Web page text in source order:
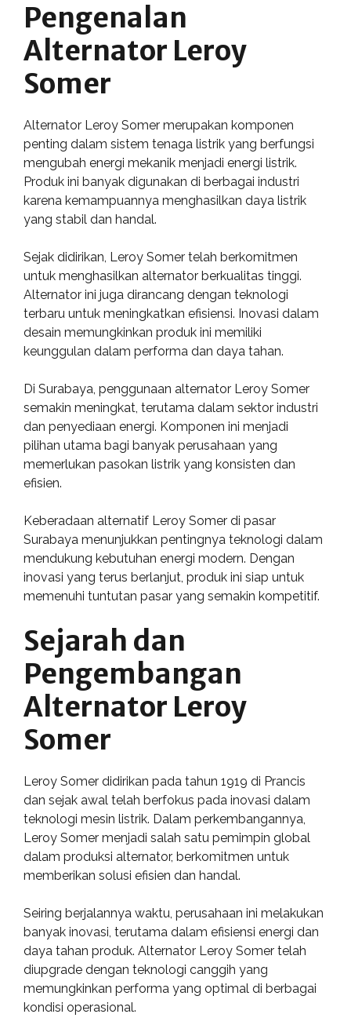
Pengenalan
Alternator Leroy
Somer
Alternator Leroy Somer merupakan komponen
penting dalam sistem tenaga listrik yang berfungsi
mengubah energi mekanik menjadi energi listrik.
Produk ini banyak digunakan di berbagai industri
karena kemampuannya menghasilkan daya listrik
yang stabil dan handal.
Sejak didirikan, Leroy Somer telah berkomitmen
untuk menghasilkan alternator berkualitas tinggi.
Alternator ini juga dirancang dengan teknologi
terbaru untuk meningkatkan efisiensi. Inovasi dalam
desain memungkinkan produk ini memiliki
keunggulan dalam performa dan daya tahan.
Di Surabaya, penggunaan alternator Leroy Somer
semakin meningkat, terutama dalam sektor industri
dan penyediaan energi. Komponen ini menjadi
pilihan utama bagi banyak perusahaan yang
memerlukan pasokan listrik yang konsisten dan
efisien.
Keberadaan alternatif Leroy Somer di pasar
Surabaya menunjukkan pentingnya teknologi dalam
mendukung kebutuhan energi modern. Dengan
inovasi yang terus berlanjut, produk ini siap untuk
memenuhi tuntutan pasar yang semakin kompetitif.
Sejarah dan
Pengembangan
Alternator Leroy
Somer
Leroy Somer didirikan pada tahun 1919 di Prancis
dan sejak awal telah berfokus pada inovasi dalam
teknologi mesin listrik. Dalam perkembangannya,
Leroy Somer menjadi salah satu pemimpin global
dalam produksi alternator, berkomitmen untuk
memberikan solusi efisien dan handal.
Seiring berjalannya waktu, perusahaan ini melakukan
banyak inovasi, terutama dalam efisiensi energi dan
daya tahan produk. Alternator Leroy Somer telah
diupgrade dengan teknologi canggih yang
memungkinkan performa yang optimal di berbagai
kondisi operasional.